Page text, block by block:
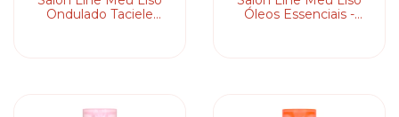
Ondulado Taciele
Óleos Essenciais -